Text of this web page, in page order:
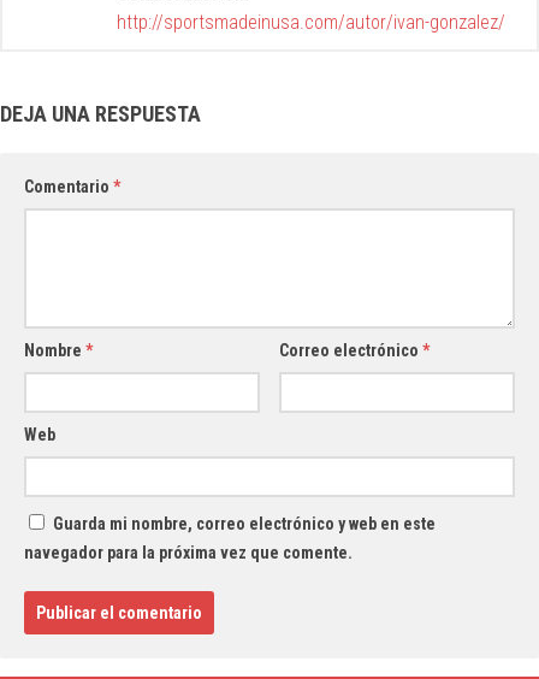
http://sportsmadeinusa.com/autor/ivan-gonzalez/
DEJA UNA RESPUESTA
Comentario *
Nombre * Correo electrónico*
Web
Guarda mi nombre, correo electrónico y web en este
navegador para la próxima vez que comente.